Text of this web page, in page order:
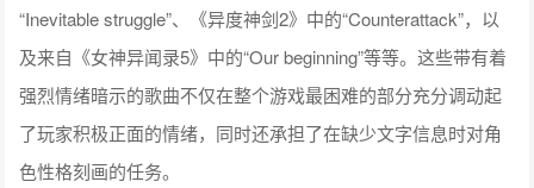
“Inevitable struggle”、《异度神剑2》中的“Counterattack”，以
及来自《女神异闻录5》中的“Our beginning”等等。这些带有着
强烈情绪暗示的歌曲不仅在整个游戏最困难的部分充分调动起
了玩家积极正面的情绪，同时还承担了在缺少文字信息时对角
色性格刻画的任务。